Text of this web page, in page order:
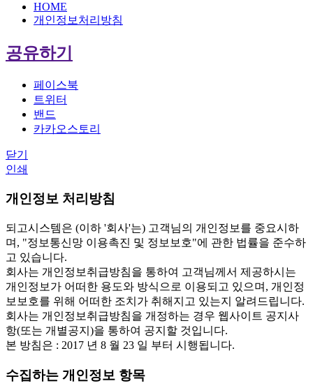
HOME
개인정보처리방침
공유하기
페이스북
트위터
밴드
카카오스토리
닫기
인쇄
개인정보 처리방침
되고시스템은 (이하 '회사'는) 고객님의 개인정보를 중요시하
며, "정보통신망 이용촉진 및 정보보호"에 관한 법률을 준수하
고 있습니다.
회사는 개인정보취급방침을 통하여 고객님께서 제공하시는
개인정보가 어떠한 용도와 방식으로 이용되고 있으며, 개인정
보보호를 위해 어떠한 조치가 취해지고 있는지 알려드립니다.
회사는 개인정보취급방침을 개정하는 경우 웹사이트 공지사
항(또는 개별공지)을 통하여 공지할 것입니다.
본 방침은 : 2017 년 8 월 23 일 부터 시행됩니다.
수집하는 개인정보 항목